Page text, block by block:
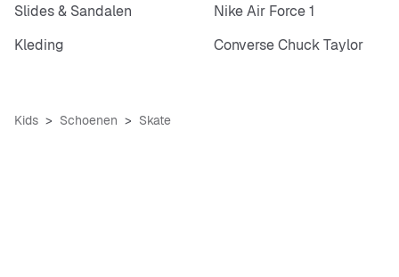
Slides & Sandalen
Nike Air Force 1
Kleding
Converse Chuck Taylor
Kids Schoenen Skate